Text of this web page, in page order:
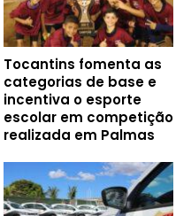
Tocantins fomenta as
categorias de base e
incentiva o esporte
escolar em competição
realizada em Palmas